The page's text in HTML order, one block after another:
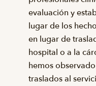
evaluación y
lugar de los
en lugar de
hospital o a la
hemos
traslados al